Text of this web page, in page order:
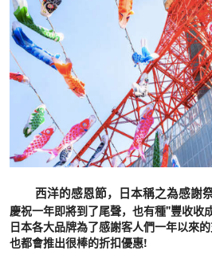
西洋的感恩節，日本稱之為感謝
慶祝一年即將到了尾聲，也有種''豐收收
日本各大品牌為了感謝客人們一年以來的
也都會推出很棒的折扣優惠!